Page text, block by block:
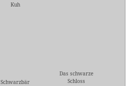
Kuh
Schwarzbär
Das schwarze
Schloss